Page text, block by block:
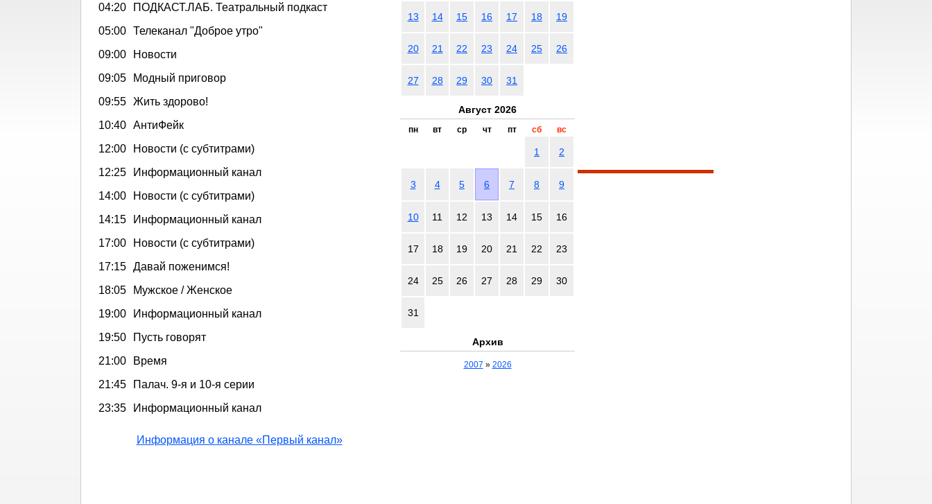
04:20
ПОДКАСТ.ЛАБ. Театральный подкаст
05:00 Телеканал "Доброе утро"
09:00
Новости
09:05
Модный приговор
09:55 Жить здорово!
10:40 АнтиФейк
12:00
Новости (с субтитрами)
12:25
Информационный канал
14:00
Новости (с субтитрами)
14:15
Информационный канал
17:00
Новости (с субтитрами)
17:15 Давай поженимся!
18:05
Мужское / Женское
19:00
Информационный канал
19:50
Пусть говорят
21:00
Время
21:45
Палач. 9-я и 10-я серии
23:35
Информационный канал
Информация о канале «Первый канал»
13 14 15 16 17 18 19
20 21 22 23 24 25 26
27 28 29 30 31
Август 2026
пн вт ср чт пт сб вс
1 2
3 4 5 6 7 8 9
10 11 12 13 14 15 16
17 18 19 20 21 22 23
24 25 26 27 28 29 30
31
Архив
2007 » 2026